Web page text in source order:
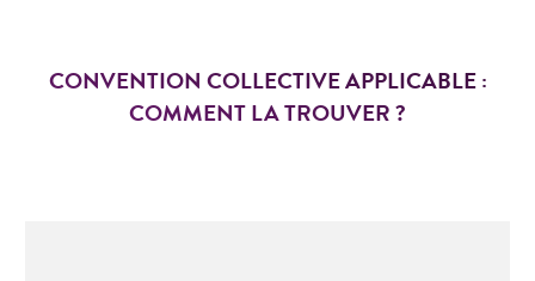
CONVENTION COLLECTIVE APPLICABLE :
COMMENT LA TROUVER ?